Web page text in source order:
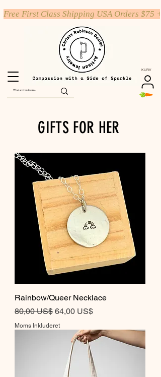
KURV
Free First Class Shipping USA Orders $75 +
GIFTS FOR HER
Rainbow/Queer Necklace
Regulær pris
80,00 US$ Salgspris
64,00 US$
Moms Inkluderet